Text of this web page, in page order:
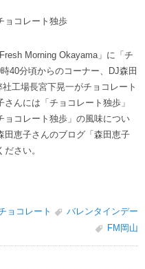
ョコレート独歩
Morning Okayama」に「チ
40分頃からのコーナー、DJ森田
工場長宮下晃一がチョコレート
んには「チョコレート独歩」
ョコレート独歩」の風味につい
田恵子さんのブログ「森田恵子
さい。
ョコレート
バレンタインデー
FM岡山